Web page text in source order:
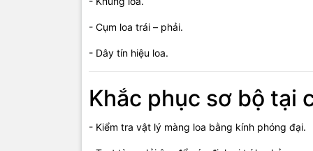
- Cụm loa trái – phải.
- Dây tín hiệu loa.
Khắc phục sơ bộ tại
- Kiểm tra vật lý màng loa bằng kính phóng đại.
📍Cơ sở 1:
📍 Cơ sở 2: